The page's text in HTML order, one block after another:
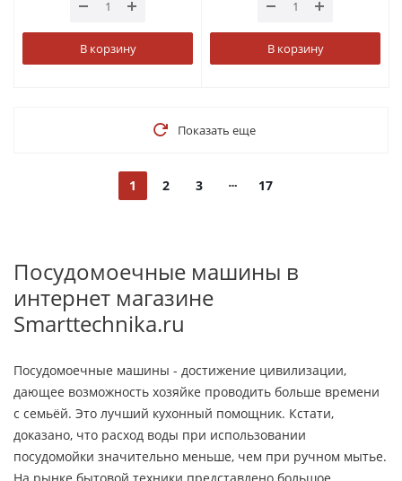
В корзину В корзину
Показать еще
1 2 3 17
Посудомоечные машины в
интернет магазине
Smarttechnika.ru
Посудомоечные машины - достижение цивилизации,
дающее возможность хозяйке проводить больше времени
с семьёй. Это лучший кухонный помощник. Кстати,
доказано, что расход воды при использовании
посудомойки значительно меньше, чем при ручном мытье.